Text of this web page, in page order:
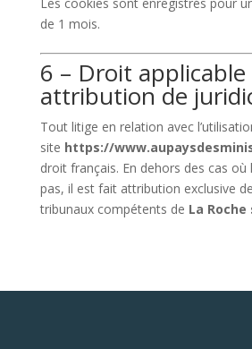
de 1 mois.
6 – Droit
attribution de
Tout litige en relation avec
site https://
droit français. En dehors des cas
pas, il est fait attribution exclusive
tribunaux compétents de La Roche